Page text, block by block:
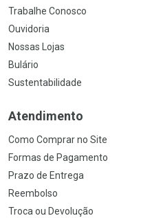
Trabalhe Conosco
Ouvidoria
Nossas Lojas
Bulário
Sustentabilidade
Atendimento
Como Comprar no Site
Formas de Pagamento
Prazo de Entrega
Reembolso
Troca ou Devolução